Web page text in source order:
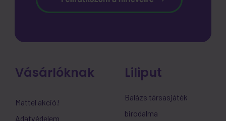
Vásárlóknak
Mattel akció!
Adatvédelem
Liliput
Balázs társasjáték
birodalma